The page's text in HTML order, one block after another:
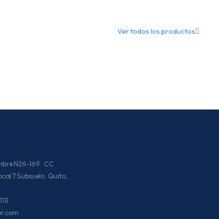
Ver todos los productos
N26-169 CC
7 Subsuelo Quito,